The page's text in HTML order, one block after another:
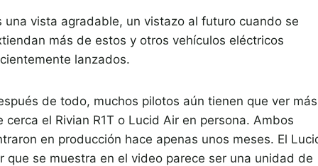
una vista agradable, un vistazo al futuro cuando se
más de estos y otros vehículos eléctricos
lanzados.
de todo, muchos pilotos aún tienen que ver más
cerca el Rivian R1T o Lucid Air en persona. Ambos
en producción hace apenas unos meses. El
que se muestra en el video parece ser una unidad de